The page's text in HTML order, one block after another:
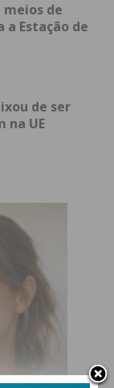
de
a Estação de
de ser
na UE